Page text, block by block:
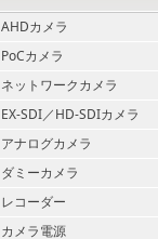
AHDカメラ
PoCカメラ
ネットワークカメラ
EX-SDI／HD-SDIカメラ
アナログカメラ
ダミーカメラ
レコーダー
カメラ電源